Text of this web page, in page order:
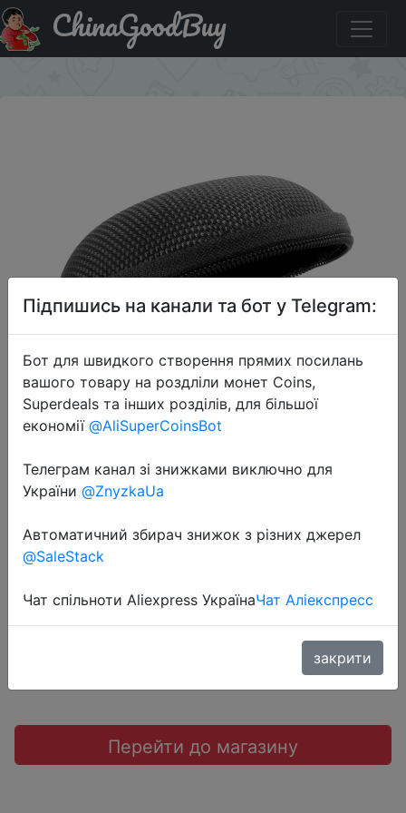
Акція на Чехол для наушников Capshi.
ChinaGoodBuy
2018-06-01
Перейти до магазину
Підпишись на канали та бот у Telegram:
Бот для швидкого створення прямих посилань
вашого товару на роздліли монет Coins,
Superdeals та інших розділів, для більшої
економії @AliSuperCoinsBot
Телеграм канал зі знижками виключно для
України @ZnyzkaUa
Автоматичний збирач знижок з різних джерел
@SaleStack
Чат спільноти Aliexpress УкраїнаЧат Аліекспресс
закрити